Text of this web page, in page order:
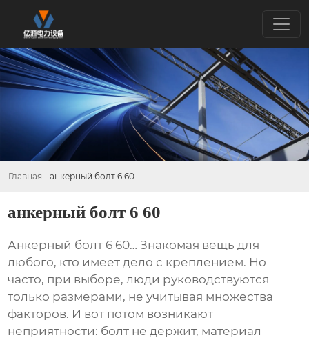
Главная - анкерный болт 6 60
анкерный болт 6 60
Анкерный болт 6 60… Знакомая вещь для
любого, кто имеет дело с креплением. Но
часто, при выборе, люди руководствуются
только размерами, не учитывая множества
факторов. И вот потом возникают
неприятности: болт не держит, материал